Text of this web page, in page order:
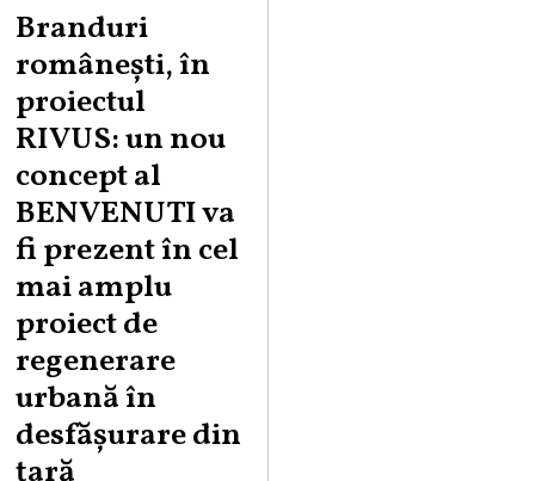
Branduri
românești, în
proiectul
RIVUS: un nou
concept al
BENVENUTI va
fi prezent în cel
mai amplu
proiect de
regenerare
urbană în
desfășurare din